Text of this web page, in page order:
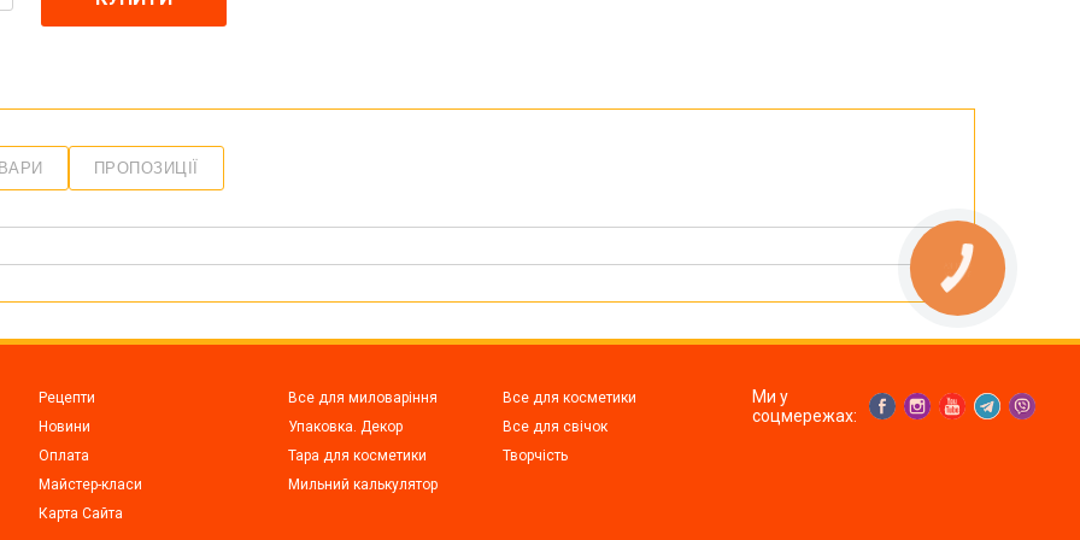
ПРОПОЗИЦІЇ
Рецепти
Новини
Оплата
Майстер-класи
Карта Сайта
Все для миловаріння
Все для косметики
Упаковка. Декор
Все для свічок
Тара для косметики
Творчість
Мильний калькулятор
Ми у
соцмережах: